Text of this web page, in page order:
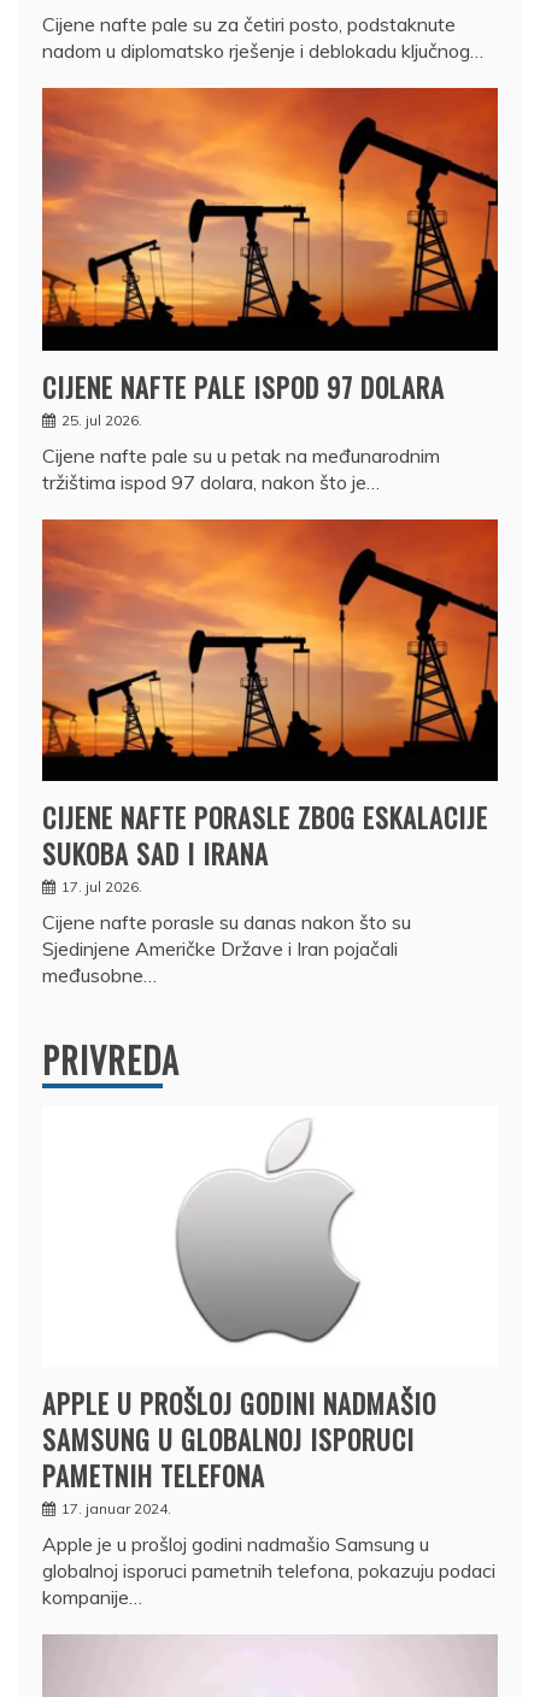
Cijene nafte pale su za četiri posto, podstaknute
nadom u diplomatsko rješenje i deblokadu ključnog…
CIJENE NAFTE PALE ISPOD 97 DOLARA
25. jul 2026.
Cijene nafte pale su u petak na međunarodnim
tržištima ispod 97 dolara, nakon što je…
CIJENE NAFTE PORASLE ZBOG ESKALACIJE
SUKOBA SAD I IRANA
17. jul 2026.
Cijene nafte porasle su danas nakon što su
Sjedinjene Američke Države i Iran pojačali
međusobne…
PRIVREDA
APPLE U PROŠLOJ GODINI NADMAŠIO
SAMSUNG U GLOBALNOJ ISPORUCI
PAMETNIH TELEFONA
17. januar 2024.
Apple je u prošloj godini nadmašio Samsung u
globalnoj isporuci pametnih telefona, pokazuju podaci
kompanije…